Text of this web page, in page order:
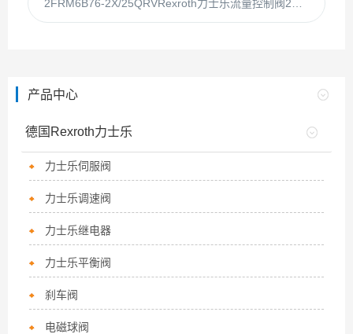
产品中心
德国Rexroth力士乐
力士乐伺服阀
力士乐调速阀
力士乐继电器
力士乐平衡阀
刹车阀
电磁球阀